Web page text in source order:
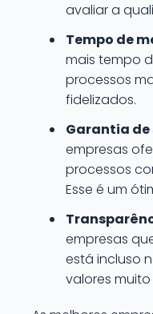
avaliar a
Tempo de
mais tempo
processos
fidelizados.
Garantia de
empresas
processos
Esse é um
empresas
está incluso
valores